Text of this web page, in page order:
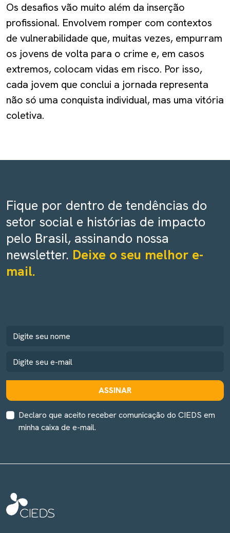
Os desafios vão muito além da inserção
profissional. Envolvem romper com contextos
de vulnerabilidade que, muitas vezes, empurram
os jovens de volta para o crime e, em casos
extremos, colocam vidas em risco. Por isso,
cada jovem que conclui a jornada representa
não só uma conquista individual, mas uma vitória
coletiva.
Fique por dentro de tendências do
setor social e histórias de impacto
pelo Brasil, assinando nossa
newsletter. Deixe o seu melhor e-
mail.
ASSINAR
Declaro que aceito receber comunicação do CIEDS em
minha caixa de e-mail.